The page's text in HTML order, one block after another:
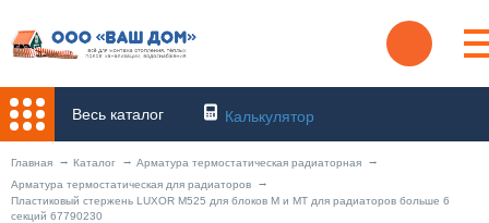
Весь каталог Калькулятор
Главная Каталог
Арматура термостатическая радиаторная
Арматура термостатическая для радиаторов
Пластиковый стержень LUXOR M525 для блоков M и MT для радиаторов больше 6
секций 67790230